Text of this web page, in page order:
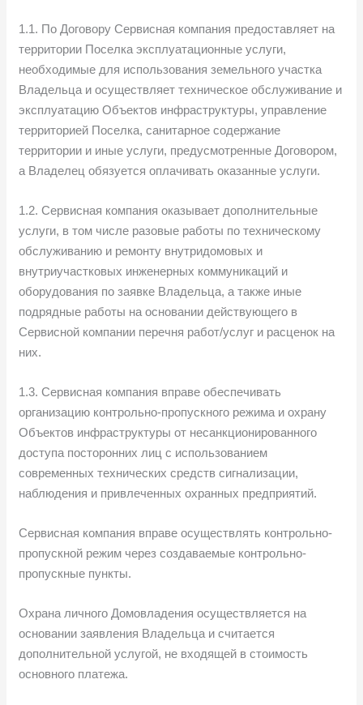
1.1. По Договору Сервисная компания предоставляет на
территории Поселка эксплуатационные услуги,
необходимые для использования земельного участка
Владельца и осуществляет техническое обслуживание и
эксплуатацию Объектов инфраструктуры, управление
территорией Поселка, санитарное содержание
территории и иные услуги, предусмотренные Договором,
а Владелец обязуется оплачивать оказанные услуги.
1.2. Сервисная компания оказывает дополнительные
услуги, в том числе разовые работы по техническому
обслуживанию и ремонту внутридомовых и
внутриучастковых инженерных коммуникаций и
оборудования по заявке Владельца, а также иные
подрядные работы на основании действующего в
Сервисной компании перечня работ/услуг и расценок на
них.
1.3. Сервисная компания вправе обеспечивать
организацию контрольно-пропускного режима и охрану
Объектов инфраструктуры от несанкционированного
доступа посторонних лиц с использованием
современных технических средств сигнализации,
наблюдения и привлеченных охранных предприятий.
Сервисная компания вправе осуществлять контрольно-
пропускной режим через создаваемые контрольно-
пропускные пункты.
Охрана личного Домовладения осуществляется на
основании заявления Владельца и считается
дополнительной услугой, не входящей в стоимость
основного платежа.